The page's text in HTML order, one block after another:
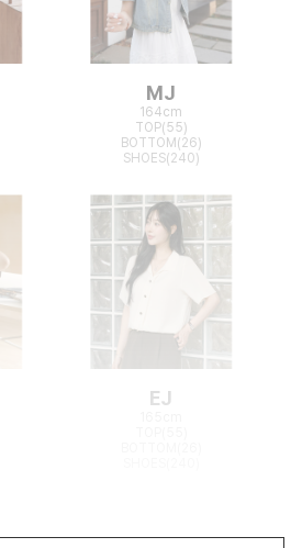
MJ
164cm
TOP(55)
BOTTOM(26)
SHOES(240)
EJ